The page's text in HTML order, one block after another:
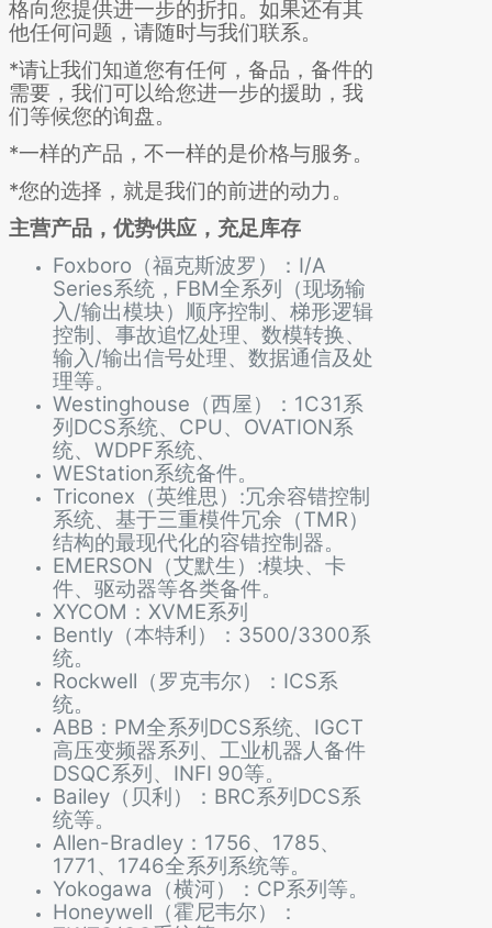
格向您提供进一步的折扣。 如果还有其
他任何问题，请随时与我们联系。
*请让我们知道您有任何，备品，备件的
需要，我们可以给您进一步的援助，我
们等候您的询盘。
*一样的产品，不一样的是价格与服务。
*您的选择，就是我们的前进的动力。
主营产品，优势供应，充足库存
Foxboro（福克斯波罗）：I/A
Series系统，FBM全系列（现场输
入/输出模块） 顺序控制、梯形逻辑
控制、事故追忆处理、数模转换、
输入/输出信号处理、 数据通信及处
理等。
Westinghouse（西屋）：1C31系
列DCS系统、CPU、OVATION系
统、WDPF系统、
WEStation系统备件。
Triconex（英维思）:冗余容错控制
系统、基于三重模件冗余（TMR）
结构的最现代化的容错控制器。
EMERSON（艾默生）:模块、卡
件、驱动器等各类备件。
XYCOM：XVME系列
Bently（本特利）：3500/3300系
统。
Rockwell（罗克韦尔）：ICS系
统。
ABB：PM全系列DCS系统、IGCT
高压变频器系列、工业机器人备件
DSQC系列、INFI 90等。
Bailey（贝利）：BRC系列DCS系
统等。
Allen-Bradley：1756、1785、
1771、1746全系列系统等。
Yokogawa（横河）：CP系列等。
Honeywell（霍尼韦尔）：